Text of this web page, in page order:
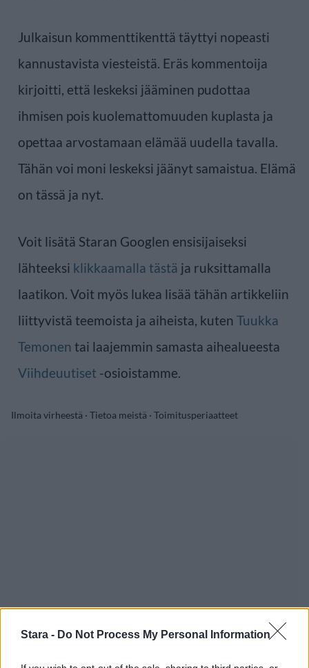
Stara - Do Not Process My Personal Information
Julkaisun kommenttikenttä täyttyi nopeasti
kannustavista viesteistä. Eräs kommentoija
kirjoitti, että leskeksi jääminen pudottaa
ihmisen pois kuolemattomuuden kuplasta ja
opettaa arvostamaan elämää uudella tavalla.
Tähän voi moni leskeksi jäänyt samaistua. Elämä
on tässä ja nyt.
Voit lisätä Staran Googlen ensisijaiseksi
lähteeksi klikkaamalla tästä ja ruksittamalla
laatikon. Voit myös lukea lisää tähän artikkeliin
liittyvistä teemoista ja aiheista, kuten Tuukka
Temonen tai laajemmin samasta aihealueesta
Viihdeuutiset -osioistamme.
Ilmoita virheestä · Tietoa meistä · Toimitusperiaatteet